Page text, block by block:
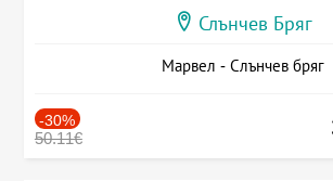
Слънчев Бряг
Марвел - Слънчев бряг
-30%
50.11€